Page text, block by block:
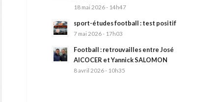
18 mai 2026 - 14h47
sport-études football : test positif
7 mai 2026 - 17h03
Football : retrouvailles entre José
AlCOCER et Yannick SALOMON
8 avril 2026 - 10h35